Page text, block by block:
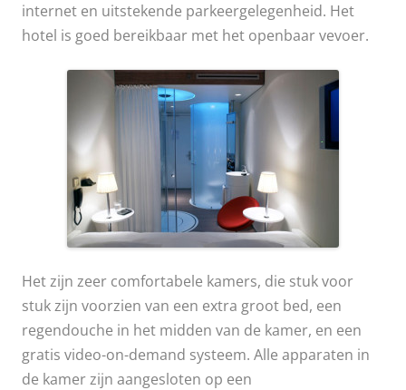
internet en uitstekende parkeergelegenheid. Het
hotel is goed bereikbaar met het openbaar vevoer.
Het zijn zeer comfortabele kamers, die stuk voor
stuk zijn voorzien van een extra groot bed, een
regendouche in het midden van de kamer, en een
gratis video-on-demand systeem. Alle apparaten in
de kamer zijn aangesloten op een